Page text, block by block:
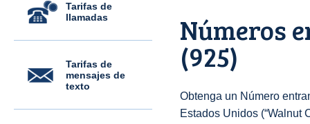
Tarifas de
llamadas
Tarifas de
mensajes de
texto
Números
(925)
Obtenga un Número
Estados Unidos (“Walnut